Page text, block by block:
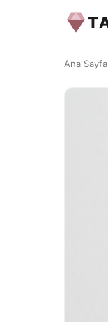
Ana Sayfa